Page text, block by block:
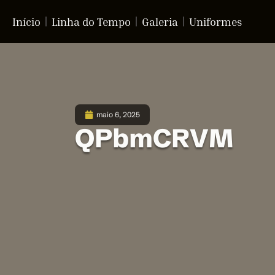
Início Linha do Tempo Galeria Uniformes
maio 6, 2025
QPbmCRVM